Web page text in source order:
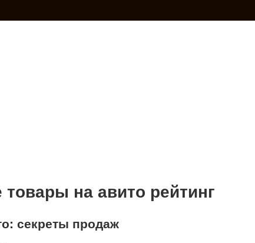
на авито рейтинг
секреты продаж